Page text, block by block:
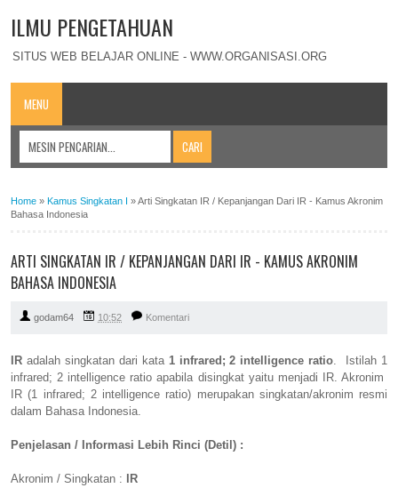
ILMU PENGETAHUAN
SITUS WEB BELAJAR ONLINE - WWW.ORGANISASI.ORG
MENU
Home » Kamus Singkatan I »Arti Singkatan IR / Kepanjangan Dari IR - Kamus Akronim
Bahasa Indonesia
ARTI SINGKATAN IR / KEPANJANGAN DARI IR - KAMUS AKRONIM
BAHASA INDONESIA
godam64 10:52 Komentari
IR adalah singkatan dari kata 1 infrared; 2 intelligence ratio. Istilah 1
infrared; 2 intelligence ratio apabila disingkat yaitu menjadi IR. Akronim
IR (1 infrared; 2 intelligence ratio) merupakan singkatan/akronim resmi
dalam Bahasa Indonesia.
Penjelasan / Informasi Lebih Rinci (Detil) :
Akronim / Singkatan :
IR